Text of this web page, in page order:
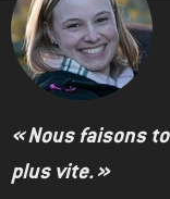
« Nous faisons
plus vite. »